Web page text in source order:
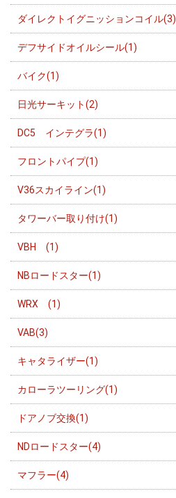
ダイレクトイグニッションコイル(3)
デフサイドオイルシール(1)
バイク(1)
日光サーキット(2)
DC5 インテグラ(1)
フロントパイプ(1)
V36スカイライン(1)
タワーバー取り付け(1)
VBH (1)
NBロードスター(1)
WRX (1)
VAB(3)
キャタライザー(1)
カローラツーリング(1)
ドアノブ交換(1)
NDロードスター(4)
マフラー(4)